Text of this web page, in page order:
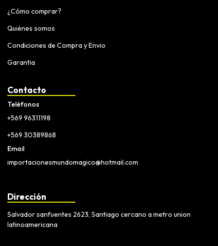
¿Cómo comprar?
Quiénes somos
Condiciones de Compra y Envio
Garantia
Contacto
Teléfonos
+569 96311198
+569 30389868
Email
importacionesmundomagico@hotmail.com
Dirección
Salvador sanfuentes 2623, Santiago cercano a metro union
latinoamericana